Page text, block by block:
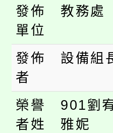
代理(課)
公告本
代理(課)
轉知中
《
程，歡
心理、
發佈
單位
教務處
發佈
者
設備組
榮譽
者姓
901劉
雅妮